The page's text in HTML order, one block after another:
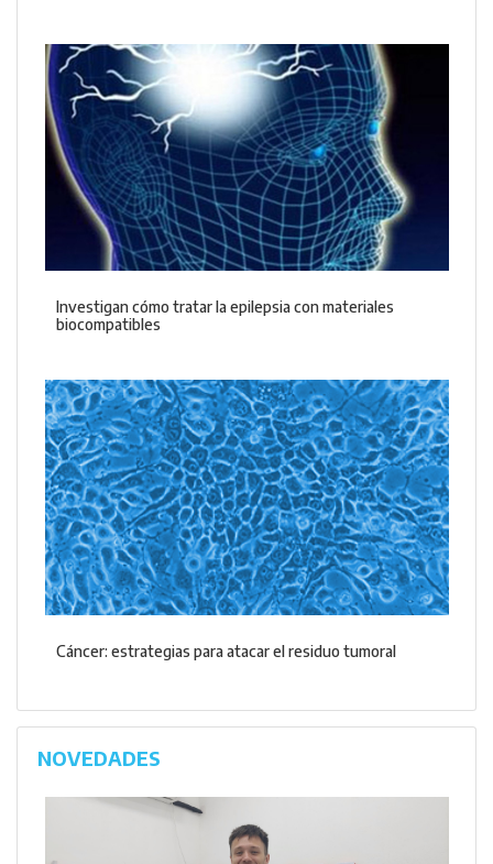
Investigan cómo tratar la epilepsia con materiales
biocompatibles
Cáncer: estrategias para atacar el residuo tumoral
NOVEDADES